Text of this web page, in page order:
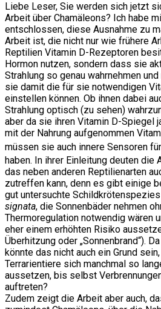
Liebe Leser, Sie werden sich jetzt
Arbeit über Chamäleons? Ich habe
entschlossen, diese Ausnahme zu
Arbeit ist, die nicht nur wie frühere
Reptilien Vitamin D-Rezeptoren
Hormon nutzen, sondern dass sie
Strahlung so genau wahrnehmen
sie damit die für sie notwendigen
einstellen können. Ob ihnen dabei
Strahlung optisch (zu sehen)
aber da sie ihren Vitamin D-Spiegel
mit der Nahrung aufgenommen
müssen sie auch innere Sensoren
haben. In ihrer Einleitung deuten die
das neben anderen Reptilienarten
zutreffen kann, denn es gibt einige
gut untersuchte
signata, die Sonnenbäder nehmen
Thermoregulation notwendig wären
eher einem erhöhten Risiko
Überhitzung oder „Sonnenbrand“).
könnte das nicht auch ein Grund
Terrarientiere sich manchmal so
aussetzen, bis selbst
auftreten?
Zudem zeigt die Arbeit aber auch,